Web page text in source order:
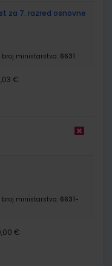
za 7. razred osnovne
broj ministarstva: 6631
€
broj ministarstva: 6631-
€